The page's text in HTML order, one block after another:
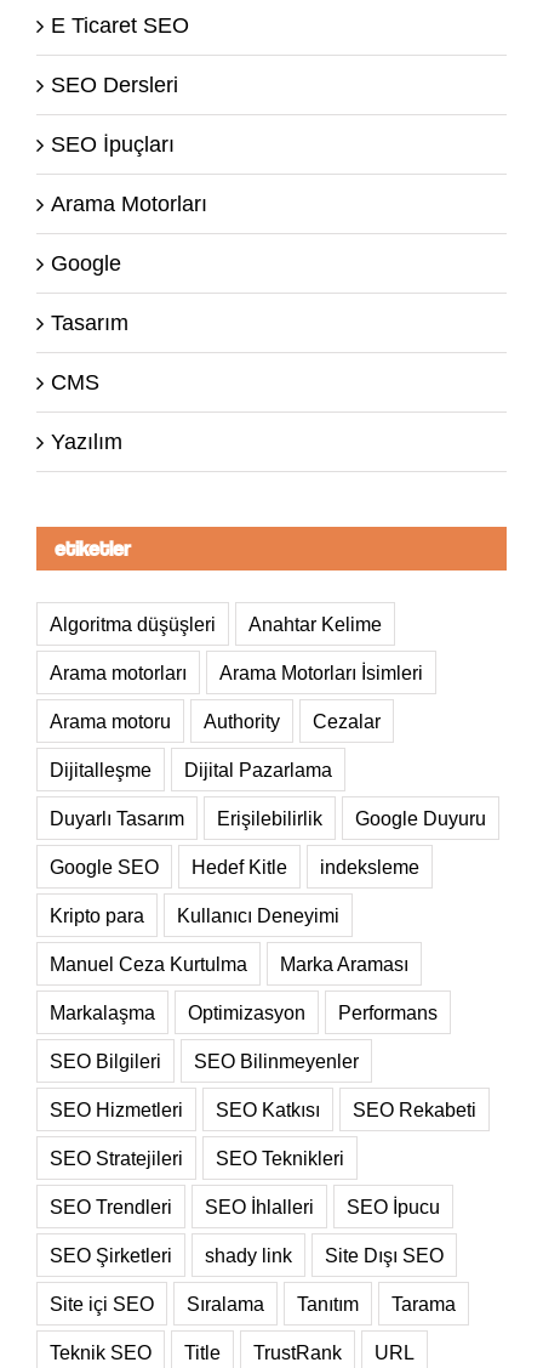
E Ticaret SEO
SEO Dersleri
SEO İpuçları
Arama Motorları
Google
Tasarım
CMS
Yazılım
etiketler
Algoritma düşüşleri Anahtar Kelime
Arama motorları Arama Motorları İsimleri
Arama motoru Authority Cezalar
Dijitalleşme Dijital Pazarlama
Duyarlı Tasarım Erişilebilirlik Google Duyuru
Google SEO Hedef Kitle indeksleme
Kripto para Kullanıcı Deneyimi
Manuel Ceza Kurtulma Marka Araması
Markalaşma Optimizasyon Performans
SEO Bilgileri SEO Bilinmeyenler
SEO Hizmetleri SEO Katkısı SEO Rekabeti
SEO Stratejileri SEO Teknikleri
SEO Trendleri SEO İhlalleri SEO İpucu
SEO Şirketleri shady link Site Dışı SEO
Site içi SEO Sıralama Tanıtım Tarama
Teknik SEO Title TrustRank URL